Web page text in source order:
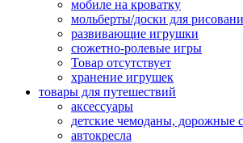
мобиле на кроватку
мольберты/доски для
развивающие игрушки
сюжетно-ролевые игры
Товар отсутствует
хранение игрушек
товары для путешествий
аксессуары
детские чемоданы, дорожные
автокресла